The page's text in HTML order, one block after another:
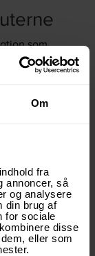
Om
fra
annoncer, så
og analysere
din brug af
for sociale
disse
eller som
som
om